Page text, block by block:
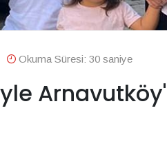
Okuma Süresi: 30 saniye